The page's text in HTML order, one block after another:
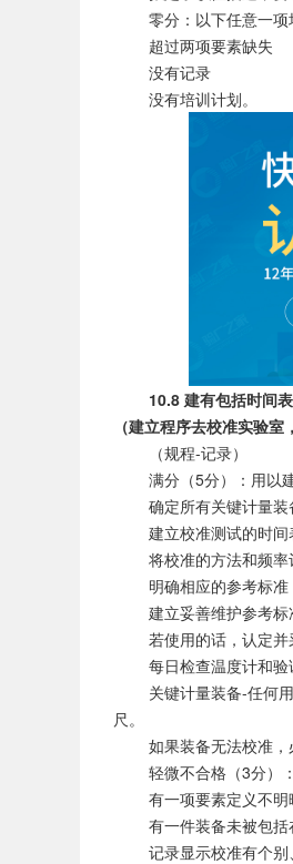
零分：以下任意一项
超过两项要素缺失
没有记录
没有培训计划。
10.8 建有包括时间表
（建立程序去校准实验
（规程-记录）
满分（5分）：用以建
确定所有关键计量装
建立校准测试的时间
将校准的方法和频率
明确相应的参考标准
建立妥善维护参考标
若使用的话，认定并
每日检查温度计和验
关键计量装备-任何用
尺。
如果装备无法校准，必
轻微不合格（3分）：
有一项要素定义不明晰
有一件装备未被包括
记录显示校准有个别